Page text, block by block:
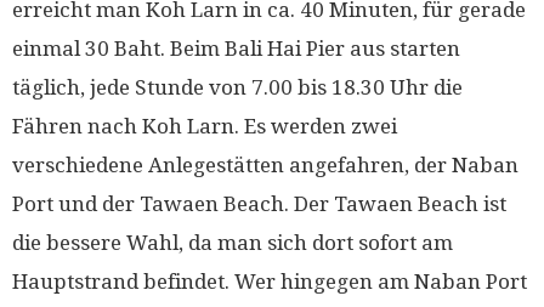
erreicht man Koh Larn in ca. 40 Minuten, für gerade
einmal 30 Baht. Beim Bali Hai Pier aus starten
täglich, jede Stunde von 7.00 bis 18.30 Uhr die
Fähren nach Koh Larn. Es werden zwei
verschiedene Anlegestätten angefahren, der Naban
Port und der Tawaen Beach. Der Tawaen Beach ist
die bessere Wahl, da man sich dort sofort am
Hauptstrand befindet. Wer hingegen am Naban Port